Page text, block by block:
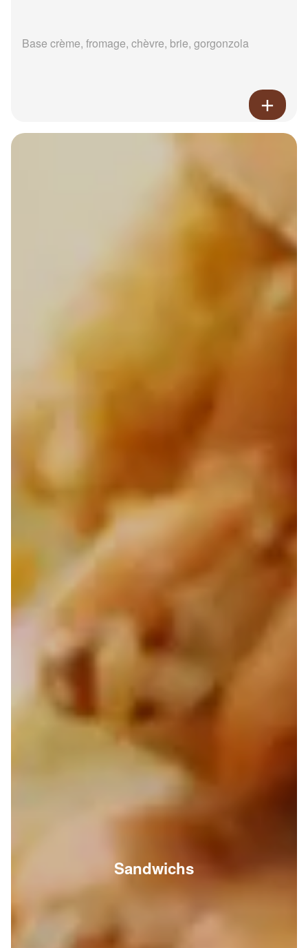
Base crème, fromage, chèvre, brie, gorgonzola
Sandwichs